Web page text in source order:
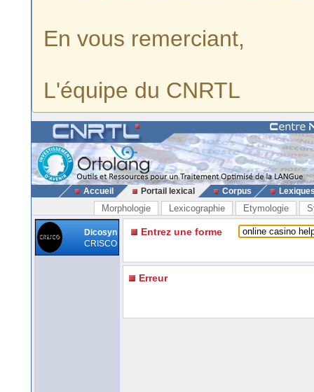
En vous remerciant,
L'équipe du CNRTL
Accueil Portail lexical Corpus
Morphologie Lexicographie Etymologie
Dicosyn
CRISCO
Entrez une forme
Erreur